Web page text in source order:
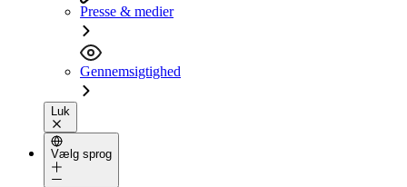
Presse & medier
Gennemsigtighed
Luk
Vælg sprog